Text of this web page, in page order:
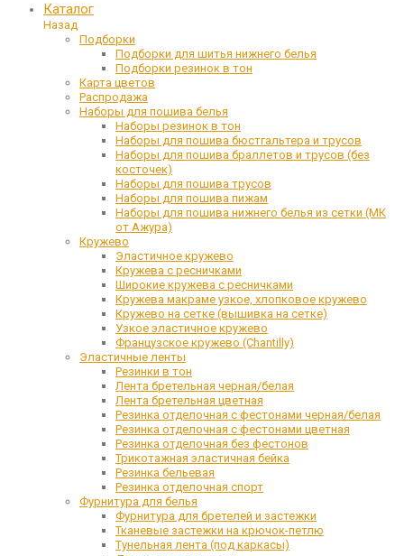
Каталог
Назад
Подборки
Подборки для шитья нижнего белья
Подборки резинок в тон
Карта цветов
Распродажа
Наборы для пошива белья
Наборы резинок в тон
Наборы для пошива бюстгальтера и трусов
Наборы для пошива браллетов и трусов (без
косточек)
Наборы для пошива трусов
Наборы для пошива пижам
Наборы для пошива нижнего белья из сетки (МК
от Ажура)
Кружево
Эластичное кружево
Кружева с ресничками
Широкие кружева с ресничками
Кружева макраме узкое, хлопковое кружево
Кружево на сетке (вышивка на сетке)
Узкое эластичное кружево
Французское кружево (Chantilly)
Эластичные ленты
Резинки в тон
Лента бретельная черная/белая
Лента бретельная цветная
Резинка отделочная с фестонами черная/белая
Резинка отделочная с фестонами цветная
Резинка отделочная без фестонов
Трикотажная эластичная бейка
Резинка бельевая
Резинка отделочная спорт
Фурнитура для белья
Фурнитура для бретелей и застежки
Тканевые застежки на крючок-петлю
Тунельная лента (под каркасы)